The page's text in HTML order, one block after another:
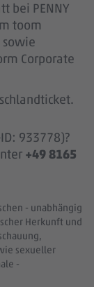
bei PENNY
toom
sowie
Corporate
933778)?
+49 8165
- unabhängig
Herkunft und
sexueller
-